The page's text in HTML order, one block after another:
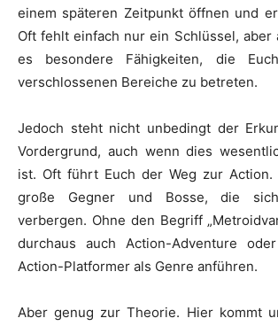
einem späteren Zeitpunkt öffnen und
Oft fehlt einfach nur ein Schlüssel, aber
es besondere Fähigkeiten, die
verschlossenen Bereiche zu betreten.
Jedoch steht nicht unbedingt der
Vordergrund, auch wenn dies
ist. Oft führt Euch der Weg zur Action.
große Gegner und Bosse, die
verbergen. Ohne den Begriff
durchaus auch Action-Adventure
Action-Platformer als Genre anführen.
Aber genug zur Theorie. Hier kommt